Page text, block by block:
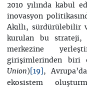
2010 yılında kabul
inovasyon
Akıllı, sürdürülebilir
kurulan bu strateji,
merkezine
girişimlerinden biri
Union ) [19] ,
ekosistem